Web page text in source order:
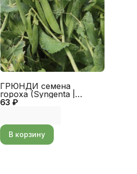
63 ₽
ГРЮНДИ семена
гороха (Syngenta |
Alexagro)
В корзину